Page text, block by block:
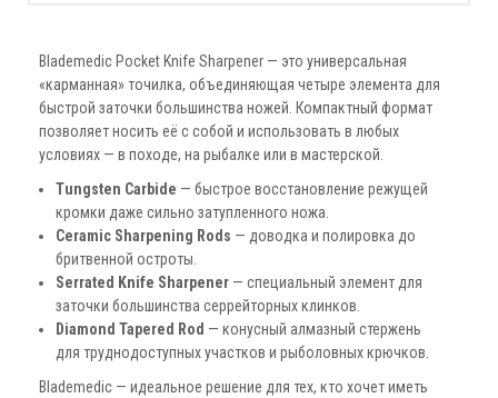
Blademedic Pocket Knife Sharpener — это универсальная
«карманная» точилка, объединяющая четыре элемента для
быстрой заточки большинства ножей. Компактный формат
позволяет носить её с собой и использовать в любых
условиях — в походе, на рыбалке или в мастерской.
Tungsten Carbide — быстрое восстановление режущей
кромки даже сильно затупленного ножа.
Ceramic Sharpening Rods — доводка и полировка до
бритвенной остроты.
Serrated Knife Sharpener — специальный элемент для
заточки большинства серрейторных клинков.
Diamond Tapered Rod — конусный алмазный стержень
для труднодоступных участков и рыболовных крючков.
Blademedic — идеальное решение для тех, кто хочет иметь